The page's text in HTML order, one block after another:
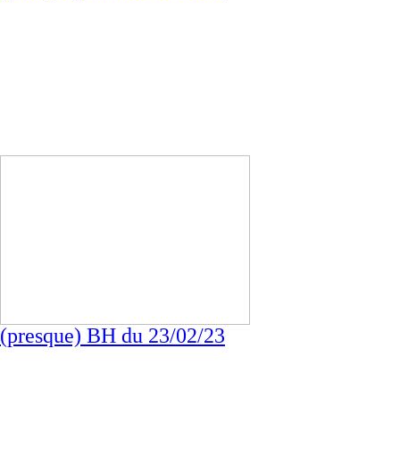
(presque) BH du 23/02/23